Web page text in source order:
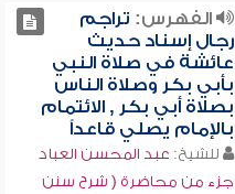
الفهرس: تراجم
رجال إسناد حديث
عائشة في صلاة النبي
بأبي بكر وصلاة الناس
بصلاة أبي بكر , الائتمام
بالإمام يصلي قاعداً
للشيخ: عبد المحسن العباد
جزء من محاضرة ( شرح سنن